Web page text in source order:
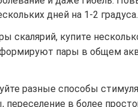
дней на 1-2 градуса.
скалярий, купите
пары в общем
разные способы
переселение в более